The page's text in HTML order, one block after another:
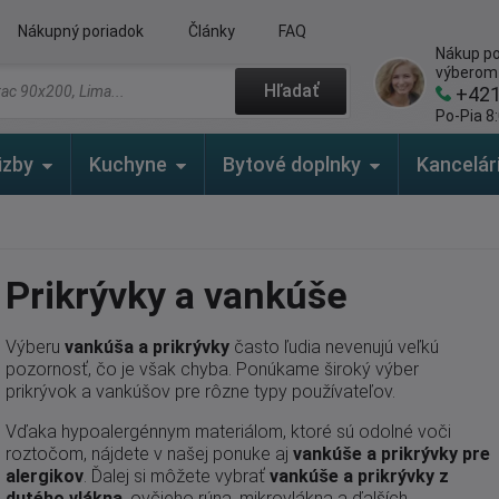
Nákupný poriadok Články FAQ
Hľadať
Nákup
výberom
Po-Pia
Kuchyne Bytové doplnky
Prikrývky a vankúše
Výberu vankúša a prikrývky často ľudia nevenujú veľkú
pozornosť, čo je však chyba. Ponúkame široký výber
prikrývok a vankúšov pre rôzne typy používateľov.
Vďaka hypoalergénnym materiálom, ktoré sú odolné voči
roztočom, nájdete v našej ponuke aj vankúše a prikrývky pre
alergikov. Ďalej si môžete vybrať vankúše a prikrývky z